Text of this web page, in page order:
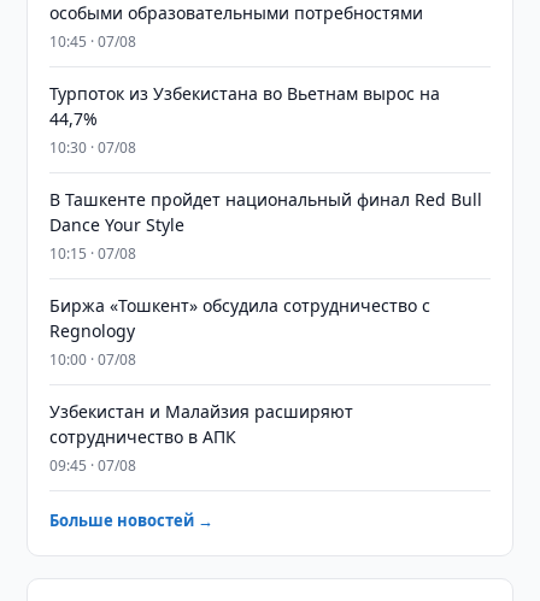
особыми образовательными потребностями
10:45 · 07/08
Турпоток из Узбекистана во Вьетнам вырос на
44,7%
10:30 · 07/08
В Ташкенте пройдет национальный финал Red Bull
Dance Your Style
10:15 · 07/08
Биржа «Тошкент» обсудила сотрудничество с
Regnology
10:00 · 07/08
Узбекистан и Малайзия расширяют
сотрудничество в АПК
09:45 · 07/08
Больше новостей →